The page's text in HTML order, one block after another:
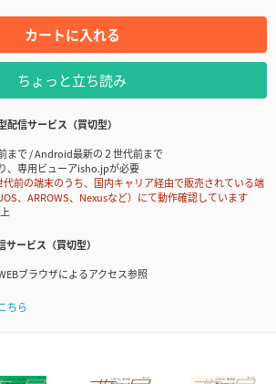
カートに入れる
ちょっと立ち読み
配信サービス（買切型）
まで / Android最新の２世代前まで
、専用ビューアisho.jpが必要
前の端末のうち、国内キャリア経由で販売されている端
、ARROWS、Nexusなど）にて動作確認しています
サービス（買切型）
ブラウザによるアクセス参照
こちら